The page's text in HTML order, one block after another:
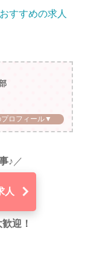
すすめの求人
プロフィール▼
♪ ／
人
迎！